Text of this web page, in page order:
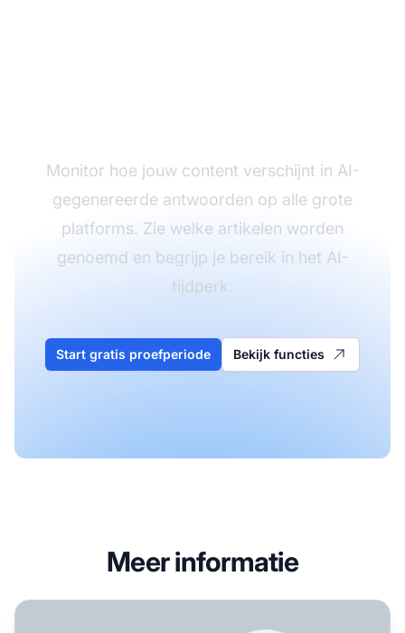
Monitor hoe jouw content verschijnt in AI-
gegenereerde antwoorden op alle grote
platforms. Zie welke artikelen worden
genoemd en begrijp je bereik in het AI-
tijdperk.
Start gratis proefperiode Bekijk functies
Meer informatie
Uitgevers: Hoe optimaliseren jullie content voor AI-